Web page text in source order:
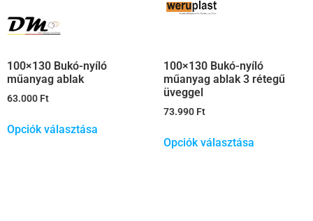
100×130 Bukó-nyíló
műanyag ablak
63.000 Ft
Opciók választása
100×130 Bukó-nyíló
műanyag ablak 3 rétegű
üveggel
73.990 Ft
Opciók választása